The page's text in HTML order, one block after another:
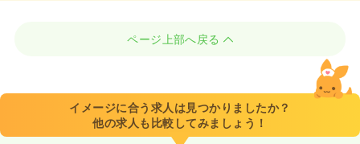
ページ上部へ戻る
イメージに合う求人は見つかりましたか？
他の求人も比較してみましょう！